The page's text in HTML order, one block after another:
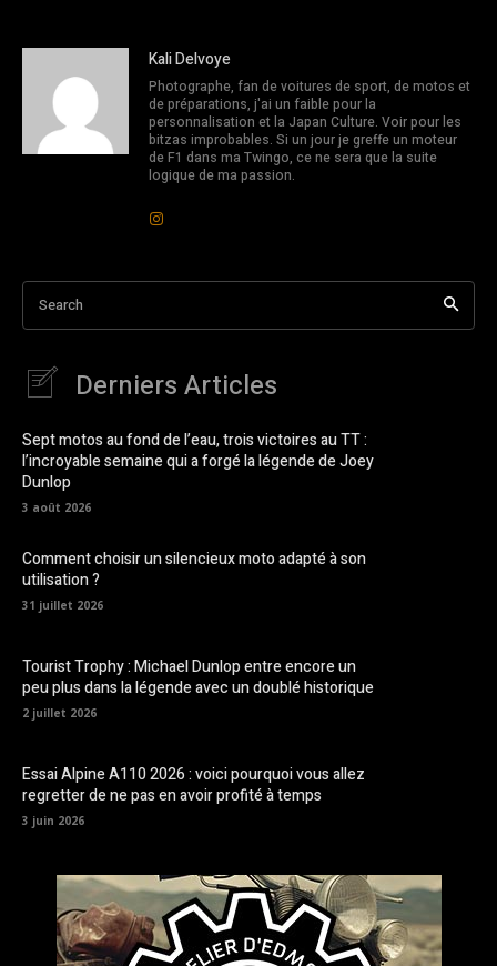
Kali Delvoye
Photographe, fan de voitures de sport, de motos et
de préparations, j'ai un faible pour la
personnalisation et la Japan Culture. Voir pour les
bitzas improbables. Si un jour je greffe un moteur
de F1 dans ma Twingo, ce ne sera que la suite
logique de ma passion.
Search
Derniers Articles
Sept motos au fond de l’eau, trois victoires au TT :
l’incroyable semaine qui a forgé la légende de Joey
Dunlop
3 août 2026
Comment choisir un silencieux moto adapté à son
utilisation ?
31 juillet 2026
Tourist Trophy : Michael Dunlop entre encore un
peu plus dans la légende avec un doublé historique
2 juillet 2026
Essai Alpine A110 2026 : voici pourquoi vous allez
regretter de ne pas en avoir profité à temps
3 juin 2026